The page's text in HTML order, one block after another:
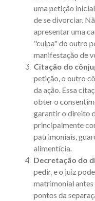
uma petição
de se divorciar.
apresentar uma
"culpa" do outro
manifestação de
Citação do
petição, o outro
da ação. Essa
obter o
garantir o direito
principalmente
patrimoniais,
alimentícia
Decretação do
pedir, e o juiz
matrimonial
pontos da